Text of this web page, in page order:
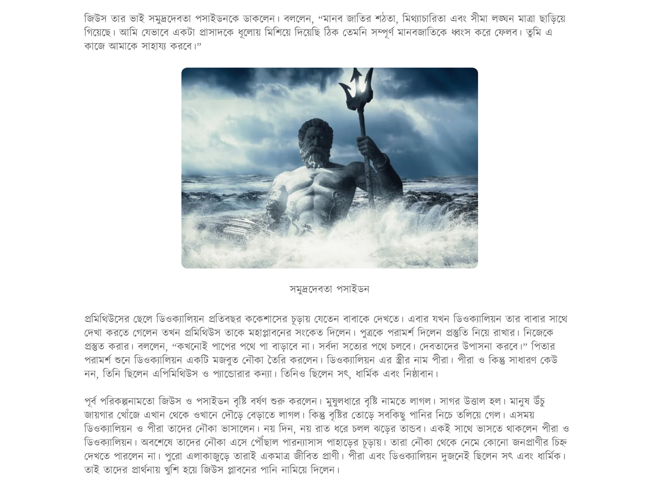
জিউস তার ভাই সমুদ্রদেবতা পসাইডনকে ডাকলেন। বললেন, “মানব জাতির শঠতা, মিথ্যাচারিতা এবং সীমা লঙ্ঘন মাত্রা ছাড়িয়ে
গিয়েছে। আমি যেভাবে একটা প্রাসাদকে ধূলোয় মিশিয়ে দিয়েছি ঠিক তেমনি সম্পূর্ণ মানবজাতিকে ধ্বংস করে ফেলব। তুমি এ
কাজে আমাকে সাহায্য করবে।”
সমুদ্রদেবতা পসাইডন
প্রমিথিউসের ছেলে ডিওক্যালিয়ন প্রতিবছর ককেশাসের চূড়ায় যেতেন বাবাকে দেখতে। এবার যখন ডিওক্যালিয়ন তার বাবার সাথে
দেখা করতে গেলেন তখন প্রমিথিউস তাকে মহাপ্লাবনের সংকেত দিলেন। পুত্রকে পরামর্শ দিলেন প্রস্তুতি নিয়ে রাখার। নিজেকে
প্রস্তুত করার। বললেন, “কখনোই পাপের পথে পা বাড়াবে না। সর্বদা সত্যের পথে চলবে। দেবতাদের উপাসনা করবে।” পিতার
পরামর্শ শুনে ডিওক্যালিয়ন একটি মজবুত নৌকা তৈরি করলেন। ডিওক্যালিয়ন এর স্ত্রীর নাম পীরা। পীরা ও কিন্তু সাধারণ কেউ
নন, তিনি ছিলেন এপিমিথিউস ও প্যান্ডোরার কন্যা। তিনিও ছিলেন সৎ, ধার্মিক এবং নিষ্ঠাবান।
পূর্ব পরিকল্পনামতো জিউস ও পসাইডন বৃষ্টি বর্ষণ শুরু করলেন। মুষুলধারে বৃষ্টি নামতে লাগল। সাগর উত্তাল হল। মানুষ উঁচু
জায়গার খোঁজে এখান থেকে ওখানে দৌড়ে বেড়াতে লাগল। কিন্তু বৃষ্টির তোড়ে সবকিছু পানির নিচে তলিয়ে গেল। এসময়
ডিওক্যালিয়ন ও পীরা তাদের নৌকা ভাসালেন। নয় দিন, নয় রাত ধরে চলল ঝড়ের তান্ডব। একই সাথে ভাসতে থাকলেন পীরা ও
ডিওক্যালিয়ন। অবশেষে তাদের নৌকা এসে পৌঁছাল পারন্যাসাস পাহাড়ের চূড়ায়। তারা নৌকা থেকে নেমে কোনো জনপ্রাণীর চিহ্ন
দেখতে পারলেন না। পুরো এলাকাজুড়ে তারাই একমাত্র জীবিত প্রাণী। পীরা এবং ডিওক্যালিয়ন দুজনেই ছিলেন সৎ এবং ধার্মিক।
তাই তাদের প্রার্থনায় খুশি হয়ে জিউস প্লাবনের পানি নামিয়ে দিলেন।